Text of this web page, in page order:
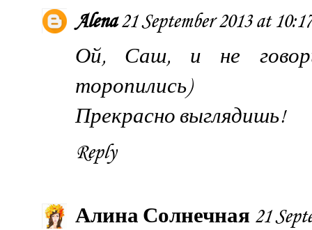
Alena 21 September 2013 at 10:17
Ой, Саш, и не
торопились)
Прекрасно выглядишь!
Reply
Алина Солнечная 21